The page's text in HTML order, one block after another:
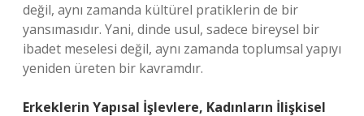
değil, aynı zamanda kültürel pratiklerin de bir
yansımasıdır. Yani, dinde usul, sadece bireysel bir
ibadet meselesi değil, aynı zamanda toplumsal yapıyı
yeniden üreten bir kavramdır.
Erkeklerin Yapısal İşlevlere, Kadınların İlişkisel